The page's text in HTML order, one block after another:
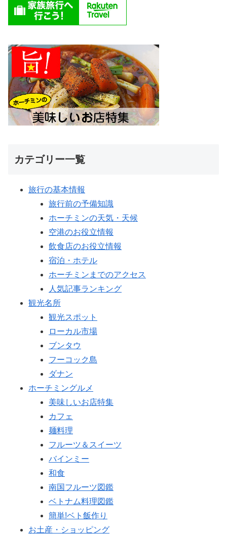
カテゴリー一覧
旅行の基本情報
旅行前の予備知識
ホーチミンの天気・天候
空港のお役立情報
飲食店のお役立情報
宿泊・ホテル
ホーチミンまでのアクセス
人気記事ランキング
観光名所
観光スポット
ローカル市場
ブンタウ
フーコック島
ダナン
ホーチミングルメ
美味しいお店特集
カフェ
麺料理
フルーツ＆スイーツ
バインミー
和食
南国フルーツ図鑑
ベトナム料理図鑑
簡単!ベト飯作り
お土産・ショッピング